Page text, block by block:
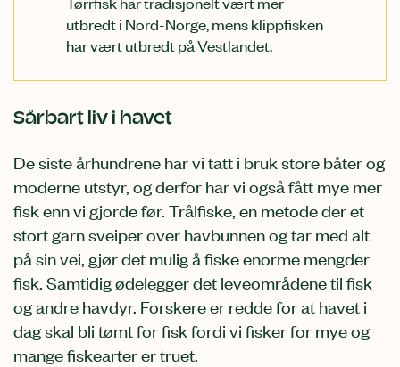
utbredt i Nord-Norge, mens klippfisken
har vært utbredt på Vestlandet.
Sårbart liv i havet
De siste århundrene har vi tatt i bruk store båter og
moderne utstyr, og derfor har vi også fått mye mer
fisk enn vi gjorde før. Trålfiske, en metode der et
stort garn sveiper over havbunnen og tar med alt
på sin vei, gjør det mulig å fiske enorme mengder
fisk. Samtidig ødelegger det leveområdene til fisk
og andre havdyr. Forskere er redde for at havet i
dag skal bli tømt for fisk fordi vi fisker for mye og
mange fiskearter er truet.